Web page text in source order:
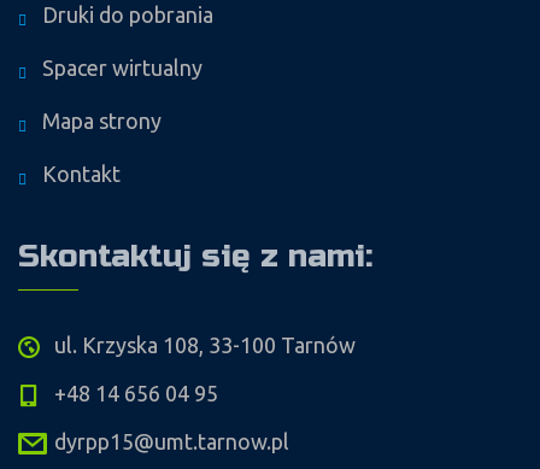
Druki do pobrania
Spacer wirtualny
Mapa strony
Kontakt
Skontaktuj się z nami:
ul. Krzyska 108, 33-100 Tarnów
+48 14 656 04 95
dyrpp15@umt.tarnow.pl